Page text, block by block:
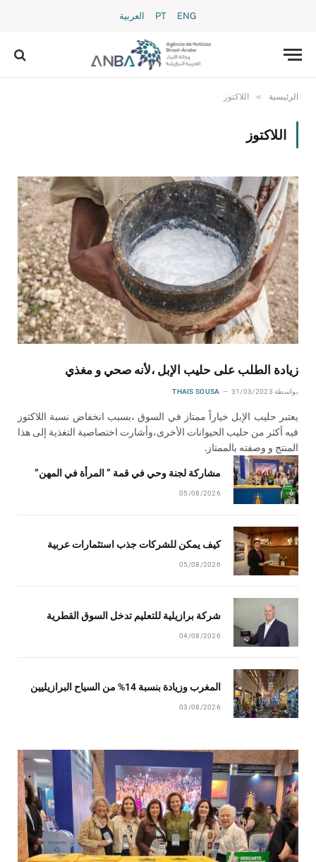
PT ENG العربية
الرئيسية » اللاكتوز
اللاكتوز
زيادة الطلب على حليب الإبل ،لأنه صحي و مغذي
بواسطة THAIS SOUSA 31/03/2023
يعتبر حليب الإبل خياراً ممتاز في السوق ،بسبب انخفاض نسبة اللاكتوز
فيه أكثر من حليب الحيوانات الأخرى،وأشارت اختصاصية التغذية إلى هذا
المنتج و وصفته بالممتاز.
مشاركة لجنة وحي في قمة ” المرأة في المهن”
05/08/2026
كيف يمكن للشركات جذب استثمارات عربية
05/08/2026
شركة برازيلية للتعليم تدخل السوق القطرية
04/08/2026
المغرب وزيادة بنسبة 14% من السياح البرازيليين
03/08/2026